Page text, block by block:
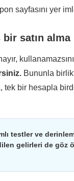
sayfasını yer
bir satın
Bununla
tek bir hesapla
testler ve
gelirleri de göz